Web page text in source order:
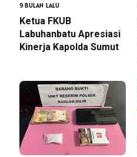
9 BULAN LALU
Ketua FKUB
Labuhanbatu Apresiasi
Kinerja Kapolda Sumut